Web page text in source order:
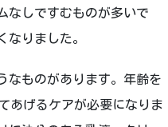
なしですむものが多いで
りました。
なものがあります。年齢を
あげるケアが必要になりま